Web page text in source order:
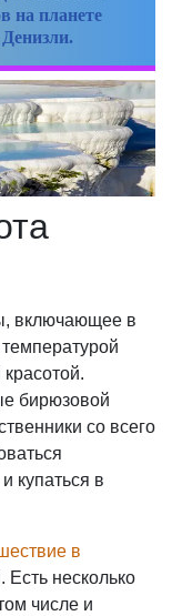
на планете
включающее в
бирюзовой
со всего
купаться в
в
несколько
числе и